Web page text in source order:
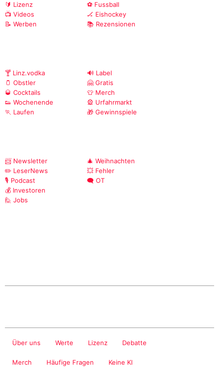
🔰 Lizenz
📺 Videos
📝 Werben
⚽ Fussball
🏒 Eishockey
📚 Rezensionen
🍸 Linz.vodka
🫙 Obstler
🥃 Cocktails
👟 Wochenende
🏃 Laufen
🔊 Label
🤗 Gratis
👕 Merch
🎡 Urfahrmarkt
🎁 Gewinnspiele
📨 Newsletter
✏️ LeserNews
🎙️ Podcast
💰 Investoren
🙋 Jobs
🎄 Weihnachten
💥 Fehler
🗨️ OT
Über uns Werte Lizenz Debatte
Merch Häufige Fragen Keine KI